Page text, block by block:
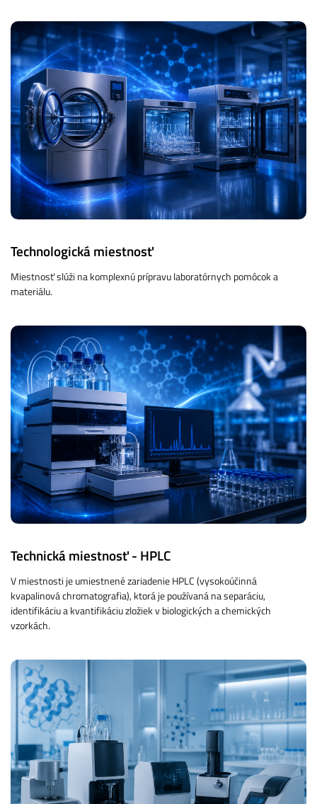
Technologická miestnosť
Miestnosť slúži na komplexnú prípravu laboratórnych pomôcok a
materiálu.
Technická miestnosť - HPLC
V miestnosti je umiestnené zariadenie HPLC (vysokoúčinná
kvapalinová chromatografia), ktorá je používaná na separáciu,
identifikáciu a kvantifikáciu zložiek v biologických a chemických
vzorkách.